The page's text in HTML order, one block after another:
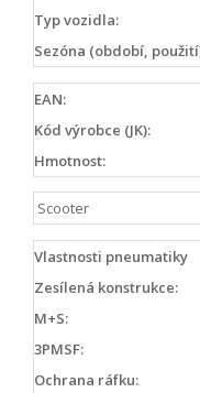
Typ vozidla:
Sezóna (období,
EAN:
Kód výrobce (JK):
Hmotnost:
Scooter
Vlastnosti pneumatiky
Zesílená konstrukce:
M+S:
3PMSF:
Ochrana ráfku: